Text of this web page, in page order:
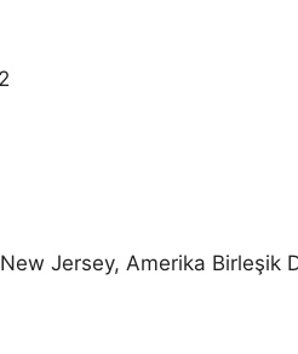
Jersey, Amerika Birleşik